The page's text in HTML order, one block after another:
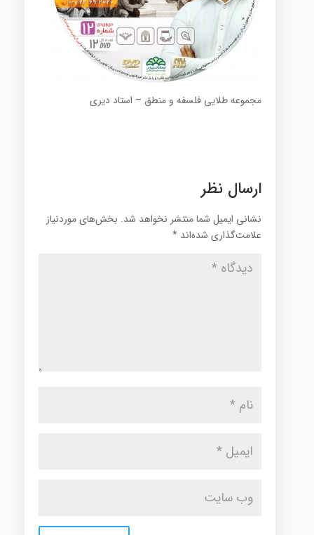
مجموعه طلایی فلسفه و منطق – استاد دیری
ارسال نظر
نشانی ایمیل شما منتشر نخواهد شد. بخش‌های موردنیاز
علامت‌گذاری شده‌اند *